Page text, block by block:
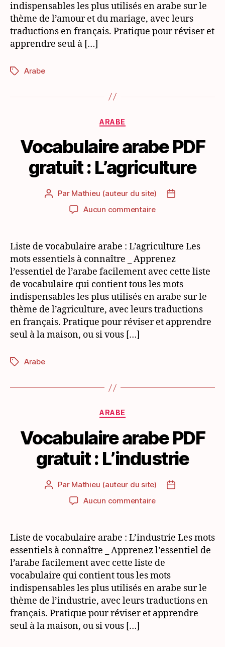
mariage
indispensables les plus utilisés en arabe sur le
thème de l’amour et du mariage, avec leurs
traductions en français. Pratique pour réviser et
apprendre seul à […]
Étiquettes
Arabe
Catégories
ARABE
Vocabulaire arabe PDF
gratuit : L’agriculture
Auteur
l’article
Par Mathieu (auteur du site)
Date
Aucun commentairesur
PDF
:
L’agriculture
Liste de vocabulaire arabe : L’agriculture Les
mots essentiels à connaître _ Apprenez
l’essentiel de l’arabe facilement avec cette liste
de vocabulaire qui contient tous les mots
indispensables les plus utilisés en arabe sur le
thème de l’agriculture, avec leurs traductions
en français. Pratique pour réviser et apprendre
seul à la maison, ou si vous […]
Étiquettes
Arabe
Catégories
ARABE
Vocabulaire arabe PDF
gratuit : L’industrie
Auteur
l’article
Par Mathieu (auteur du site)
Date
Aucun commentairesur
PDF
gratuit
:
L’industrie
Liste de vocabulaire arabe : L’industrie Les mots
essentiels à connaître _ Apprenez l’essentiel de
l’arabe facilement avec cette liste de
vocabulaire qui contient tous les mots
indispensables les plus utilisés en arabe sur le
thème de l’industrie, avec leurs traductions en
français. Pratique pour réviser et apprendre
seul à la maison, ou si vous […]